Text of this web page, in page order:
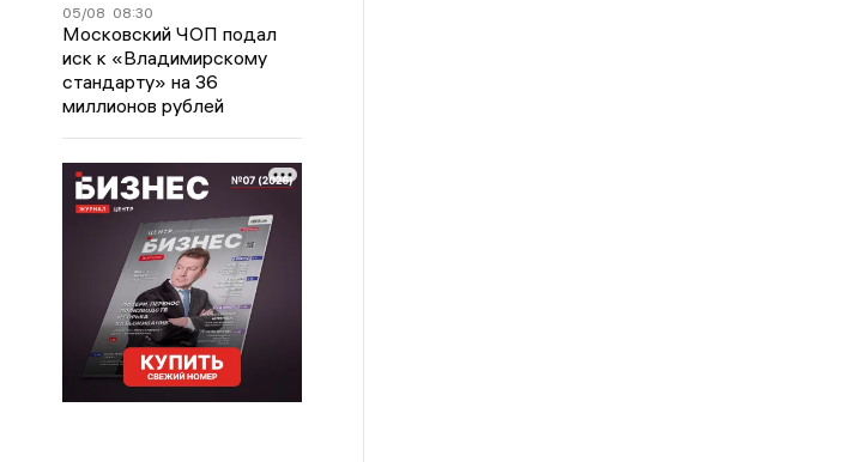
05/08 08:30
Московский ЧОП подал
иск к «Владимирскому
стандарту» на 36
миллионов рублей